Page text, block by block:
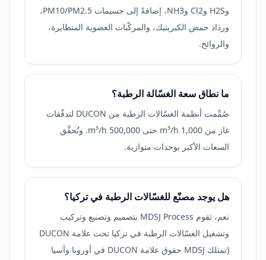
وH2S وCl2 وNH3، إضافةً إلى جسيمات PM10/PM2.5،
ورذاذ حمض الكبريتيك، والمركّبات العضوية المتطايرة،
والروائح.
ما نطاق سعة الغسّالة الرطبة؟
صُمِّمت أنظمة الغسّالات الرطبة من DUCON لتدفّقات
غاز من 1,000 m³/h حتى 500,000 m³/h. وتُحقَّق
السعات الأكبر بوحدات متوازية.
هل يوجد مصنّع للغسّالات الرطبة في تركيا؟
نعم، تقوم MDSJ Process بتصميم وتصنيع وتركيب
وتشغيل الغسّالات الرطبة في تركيا تحت علامة DUCON
(تمتلك MDSJ حقوق علامة DUCON في أوروبا وآسيا